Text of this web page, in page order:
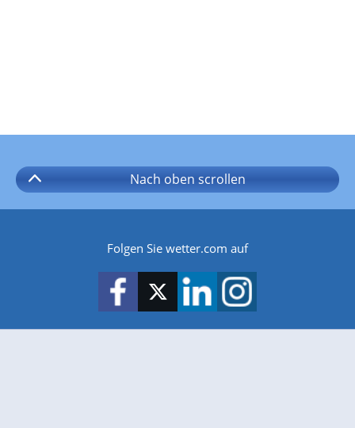
Nach oben scrollen
Folgen Sie wetter.com auf